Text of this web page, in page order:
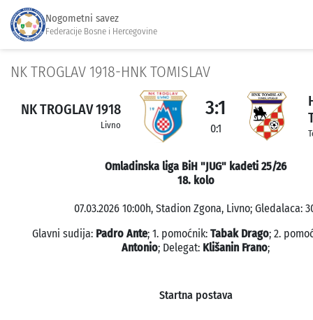
Nogometni savez
Federacije Bosne i Hercegovine
NK TROGLAV 1918-HNK TOMISLAV
NK TROGLAV 1918
Livno
3:1
0:1
Omladinska liga BiH "JUG" kadeti 25/26
18. kolo
07.03.2026 10:00h, Stadion Zgona, Livno; Gledalaca:
Glavni sudija: Padro Ante; 1. pomoćnik: Tabak Drago; 2.
Antonio; Delegat: Klišanin Frano;
Startna postava